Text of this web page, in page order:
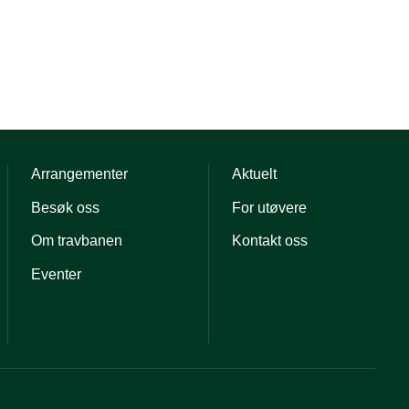
Arrangementer
Besøk oss
Om travbanen
Eventer
Aktuelt
For utøvere
Kontakt oss